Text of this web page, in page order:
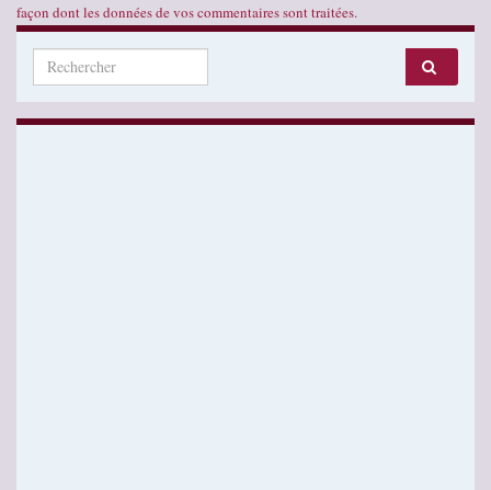
façon dont les données de vos commentaires sont traitées.
Search for: